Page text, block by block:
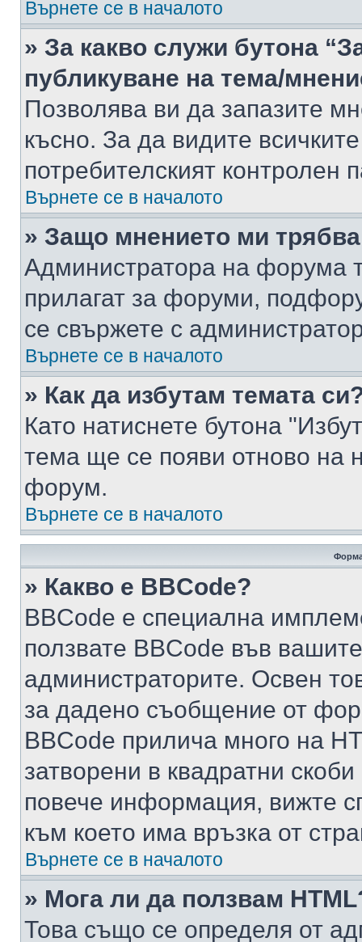
Върнете се в началото
» За какво служи бутона
публикуване на тема/
Позволява ви да запазите
късно. За да видите
потребителският контролен
Върнете се в началото
» Защо мнението ми
Администратора на форума
прилагат за форуми,
се свържете с
Върнете се в началото
» Как да избутам темата
Като натиснете бутона
тема ще се появи отново на
форум.
Върнете се в началото
» Какво е BBCode?
BBCode е специална
ползвате BBCode във
администраторите. Освен
за дадено съобщение от
BBCode прилича много на
затворени в квадратни
повече информация, вижте
към което има връзка от
Върнете се в началото
» Мога ли да ползвам
Това също се определя от